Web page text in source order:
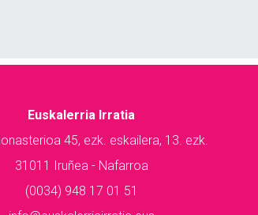
Euskalerria Irratia
45, ezk. eskailera, 13. ezk.
31011 Iruñea - Nafarroa
(0034) 948 17 01 51